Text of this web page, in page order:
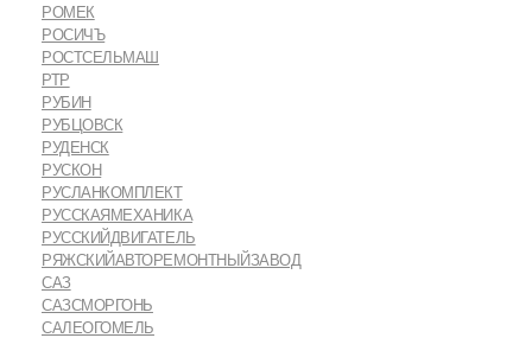
РОМЕК
РОСИЧЪ
РОСТСЕЛЬМАШ
РТР
РУБИН
РУБЦОВСК
РУДЕНСК
РУСКОН
РУСЛАНКОМПЛЕКТ
РУССКАЯМЕХАНИКА
РУССКИЙДВИГАТЕЛЬ
РЯЖСКИЙАВТОРЕМОНТНЫЙЗАВОД
САЗ
САЗСМОРГОНЬ
САЛЕОГОМЕЛЬ